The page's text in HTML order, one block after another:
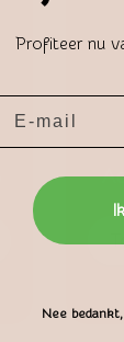
Profiteer nu
Nee